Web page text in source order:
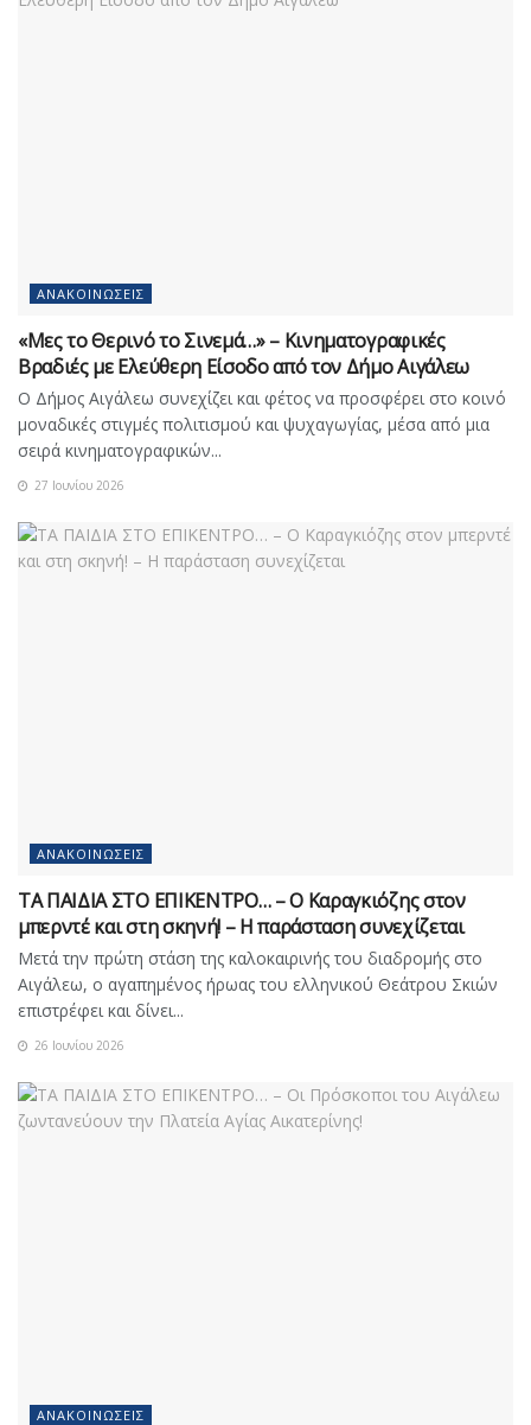
ΑΝΑΚΟΙΝΏΣΕΙΣ
«Μες το Θερινό το Σινεμά…» – Κινηματογραφικές
Βραδιές με Ελεύθερη Είσοδο από τον Δήμο Αιγάλεω
Ο Δήμος Αιγάλεω συνεχίζει και φέτος να προσφέρει στο κοινό
μοναδικές στιγμές πολιτισμού και ψυχαγωγίας, μέσα από μια
σειρά κινηματογραφικών...
27 Ιουνίου 2026
ΑΝΑΚΟΙΝΏΣΕΙΣ
ΤΑ ΠΑΙΔΙΑ ΣΤΟ ΕΠΙΚΕΝΤΡΟ… – Ο Καραγκιόζης στον
μπερντέ και στη σκηνή! – Η παράσταση συνεχίζεται
Μετά την πρώτη στάση της καλοκαιρινής του διαδρομής στο
Αιγάλεω, ο αγαπημένος ήρωας του ελληνικού Θεάτρου Σκιών
επιστρέφει και δίνει...
26 Ιουνίου 2026
ΑΝΑΚΟΙΝΏΣΕΙΣ